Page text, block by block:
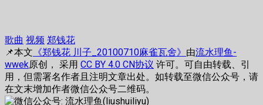
歌曲 视频 郑钱花
📌本文 《郑钱花 川子_20100710麻雀瓦舍》 由流水理鱼-
wwek原创， 采用 CC BY 4.0 CN协议 许可。可自由转载、引
用，但需署名作者且注明文章出处。如转载至微信公众号，请
在文末增加作者微信公众号二维码。